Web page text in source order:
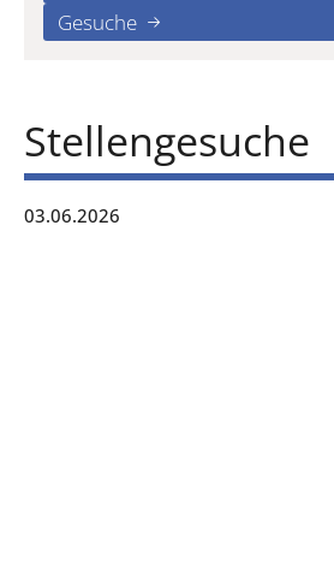
Gesuche
Stellengesuche
03.06.2026